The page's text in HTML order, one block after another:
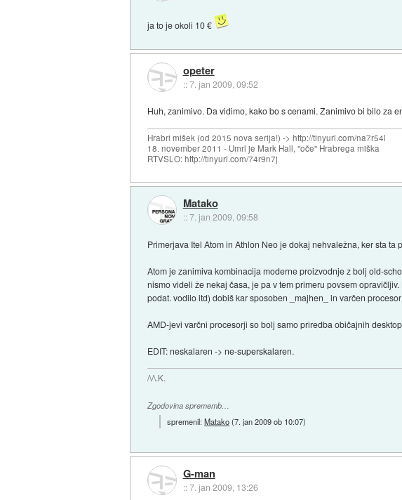
ja to je okoli 10 €
opeter
::7. jan 2009, 09:52
Huh, zanimivo. Da vidimo, kako bo s cenami. Zanimivo bi bilo za
Hrabri mišek (od 2015 nova serija!) -> http://tinyurl.com/na7r54l
18. november 2011 - Umrl je Mark Hall, "oče" Hrabrega miška
RTVSLO: http://tinyurl.com/74r9n7j
Matako
::7. jan 2009, 09:58
Primerjava Itel Atom in Athlon Neo je dokaj nehvaležna, ker sta
Atom je zanimiva kombinacija moderne proizvodnje z bolj old-
nismo videli že nekaj časa, je pa v tem primeru povsem
podat. vodilo itd) dobiš kar sposoben _majhen_ in varčen
AMD-jevi varčni procesorji so bolj samo priredba običajnih
EDIT: neskalaren -> ne-superskalaren.
/\/\.K.
Zgodovina sprememb…
spremenil:Matako(7. jan 2009 ob 10:07)
G-man
::7. jan 2009, 13:26